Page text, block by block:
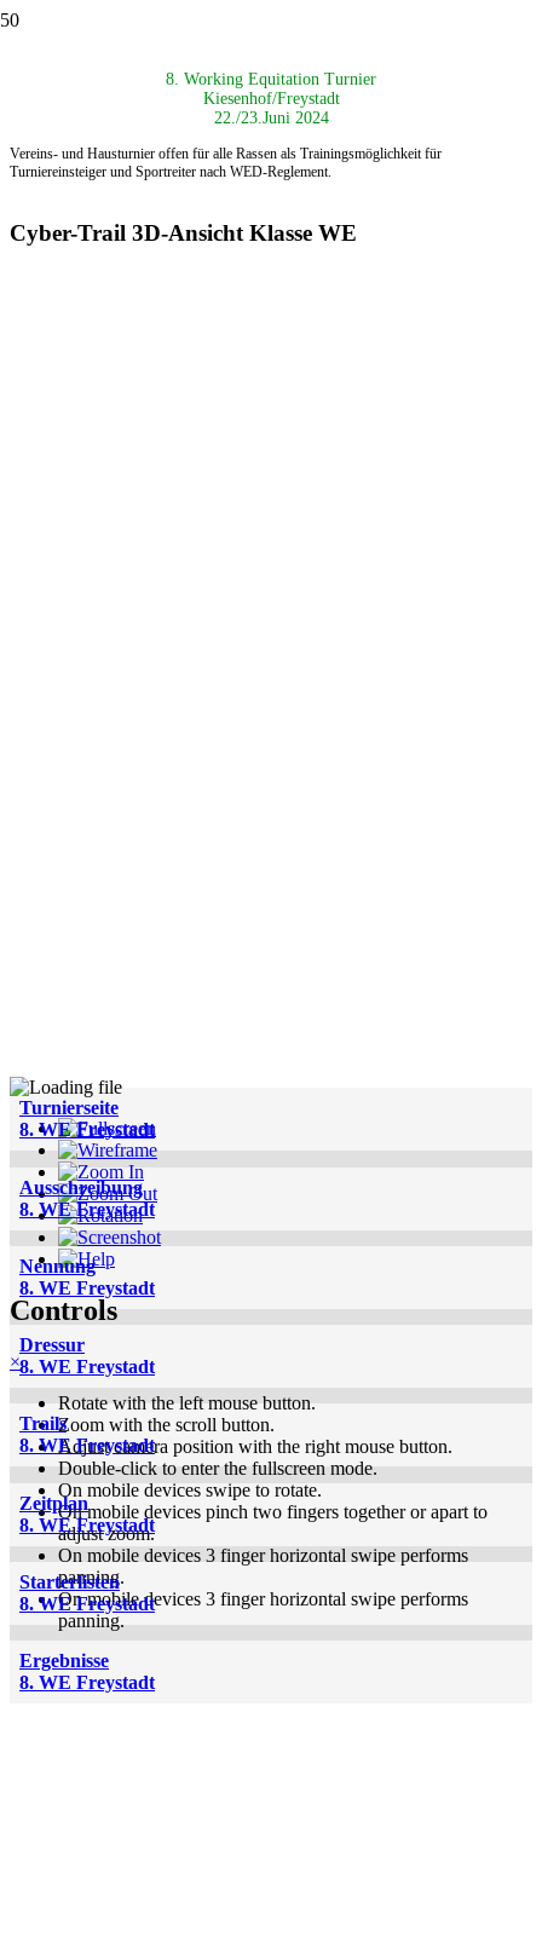
8. Working Equitation Turnier
Kiesenhof/Freystadt
22./23.Juni 2024
Vereins- und Hausturnier offen für alle Rassen als Trainingsmöglichkeit für
Turniereinsteiger und Sportreiter nach WED-Reglement.
Cyber-Trail 3D-Ansicht Klasse WE
Controls
×
Rotate with the left mouse button.
Zoom with the scroll button.
Adjust camera position with the right mouse button.
Double-click to enter the fullscreen mode.
On mobile devices swipe to rotate.
On mobile devices pinch two fingers together or apart to
adjust zoom.
On mobile devices 3 finger horizontal swipe performs
panning.
On mobile devices 3 finger horizontal swipe performs
panning.
Turnierseite
8. WE Freystadt
Ausschreibung
8. WE Freystadt
Nennung
8. WE Freystadt
Dressur
8. WE Freystadt
Trails
8. WE Freystadt
Zeitplan
8. WE Freystadt
Starterlisten
8. WE Freystadt
Ergebnisse
8. WE Freystadt